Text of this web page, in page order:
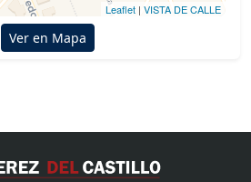
Leaflet | VISTA DE CALLE
Ver en Mapa